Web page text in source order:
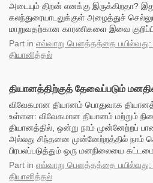
அடையும் திறன் எனக்கு
கலந்துரையாடலுக்குள் அழைத்துச்
மாறுவதற்கான காரணிகளை இவை
Part in எவ்வாறு பௌத்தத்தை பயில்வது:
தியானித்தல்
தியானத்திற்குத் தேவைப்படும்
விவேகமான தியானம் பொதுவாக
உள்ளன: விவேகமான தியானம் மற்றும்
தியானத்தில், ஒன்று நாம் முன்னேற்றப்
அல்லது சிந்தனை முன்னேற்றத்தில் நாம்
பிரபலப்படுத்தும் ஒரு மனநிலையை
Part in எவ்வாறு பௌத்தத்தை பயில்வது:
தியானித்தல்